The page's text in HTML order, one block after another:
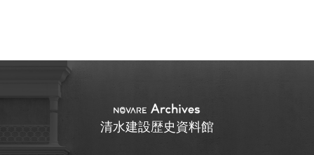
清水建設歴史資料館